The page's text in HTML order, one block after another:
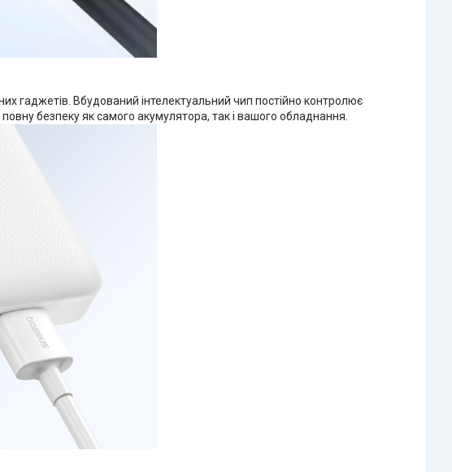
гаджетів. Вбудований інтелектуальний чип постійно контролює
безпеку як самого акумулятора, так і вашого обладнання.